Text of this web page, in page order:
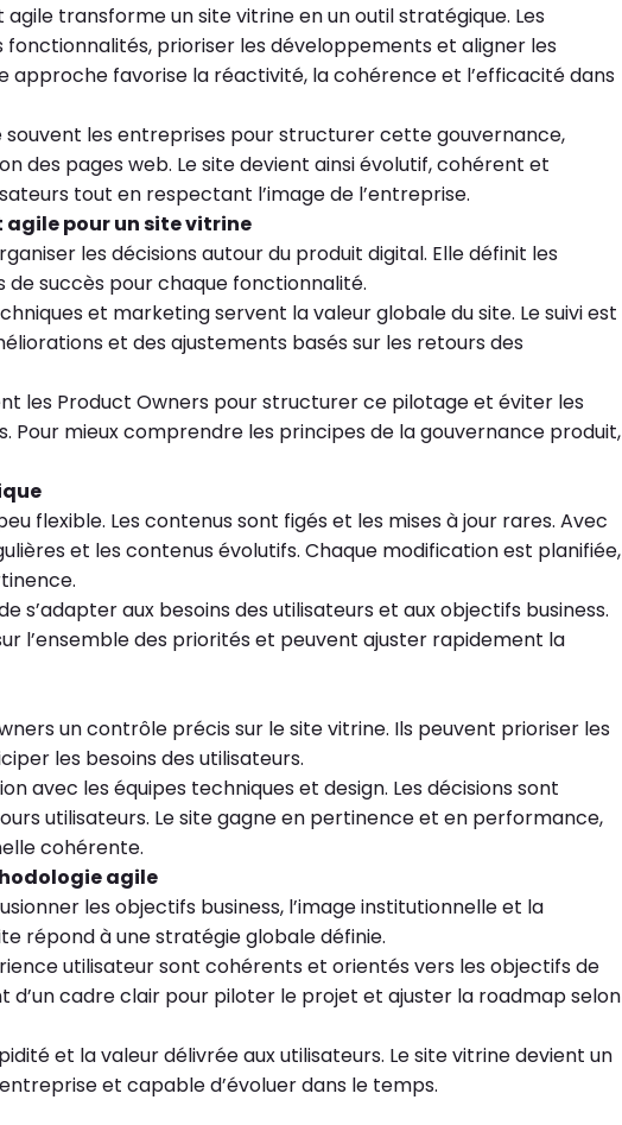
transforme un site vitrine en un outil stratégique. Les
prioriser les développements et aligner les
approche favorise la réactivité, la cohérence et l’efficacité dans
les entreprises pour structurer cette gouvernance,
des pages web. Le site devient ainsi évolutif, cohérent et
tout en respectant l’image de l’entreprise.
pour un site vitrine
les décisions autour du produit digital. Elle définit les
succès pour chaque fonctionnalité.
et marketing servent la valeur globale du site. Le suivi est
et des ajustements basés sur les retours des
les Product Owners pour structurer ce pilotage et éviter les
Pour mieux comprendre les principes de la gouvernance produit,
flexible. Les contenus sont figés et les mises à jour rares. Avec
et les contenus évolutifs. Chaque modification est planifiée,
s’adapter aux besoins des utilisateurs et aux objectifs business.
l’ensemble des priorités et peuvent ajuster rapidement la
un contrôle précis sur le site vitrine. Ils peuvent prioriser les
les besoins des utilisateurs.
avec les équipes techniques et design. Les décisions sont
utilisateurs. Le site gagne en pertinence et en performance,
cohérente.
agile
les objectifs business, l’image institutionnelle et la
répond à une stratégie globale définie.
utilisateur sont cohérents et orientés vers les objectifs de
d’un cadre clair pour piloter le projet et ajuster la roadmap selon
et la valeur délivrée aux utilisateurs. Le site vitrine devient un
et capable d’évoluer dans le temps.